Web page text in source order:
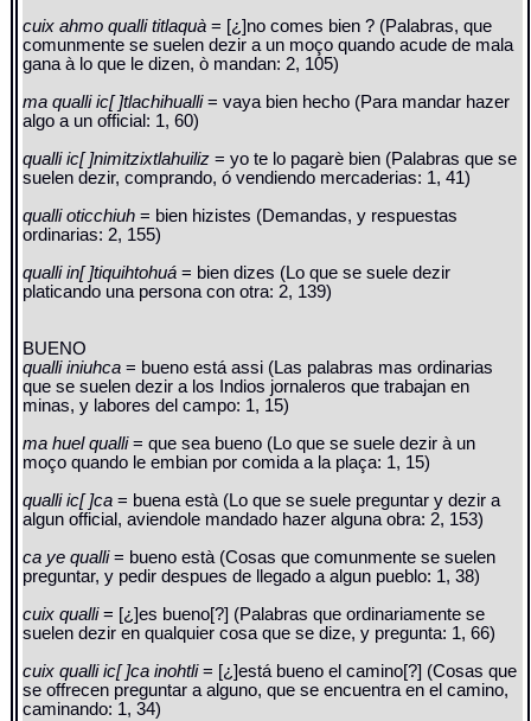
cuix ahmo qualli titlaquà= [¿]no comes bien ? (Palabras, que
comunmente se suelen dezir a un moço quando acude de mala
gana à lo que le dizen, ò mandan: 2, 105)
ma qualli ic[ ]tlachihualli= vaya bien hecho (Para mandar hazer
algo a un official: 1, 60)
qualli ic[ ]nimitzixtlahuiliz= yo te lo pagarè bien (Palabras que se
suelen dezir, comprando, ó vendiendo mercaderias: 1, 41)
qualli oticchiuh= bien hizistes (Demandas, y respuestas
ordinarias: 2, 155)
qualli in[ ]tiquihtohuá= bien dizes (Lo que se suele dezir
platicando una persona con otra: 2, 139)
BUENO
qualli iniuhca= bueno está assi (Las palabras mas ordinarias
que se suelen dezir a los Indios jornaleros que trabajan en
minas, y labores del campo: 1, 15)
ma huel qualli= que sea bueno (Lo que se suele dezir à un
moço quando le embian por comida a la plaça: 1, 15)
qualli ic[ ]ca= buena està (Lo que se suele preguntar y dezir a
algun official, aviendole mandado hazer alguna obra: 2, 153)
ca ye qualli= bueno està (Cosas que comunmente se suelen
preguntar, y pedir despues de llegado a algun pueblo: 1, 38)
cuix qualli= [¿]es bueno[?] (Palabras que ordinariamente se
suelen dezir en qualquier cosa que se dize, y pregunta: 1, 66)
cuix qualli ic[ ]ca inohtli= [¿]está bueno el camino[?] (Cosas que
se offrecen preguntar a alguno, que se encuentra en el camino,
caminando: 1, 34)